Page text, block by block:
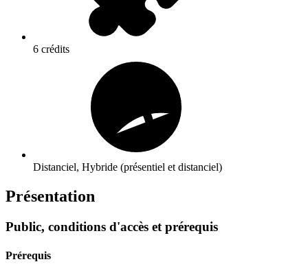
6 crédits
Distanciel, Hybride (présentiel et distanciel)
Présentation
Public, conditions d'accès et prérequis
Prérequis